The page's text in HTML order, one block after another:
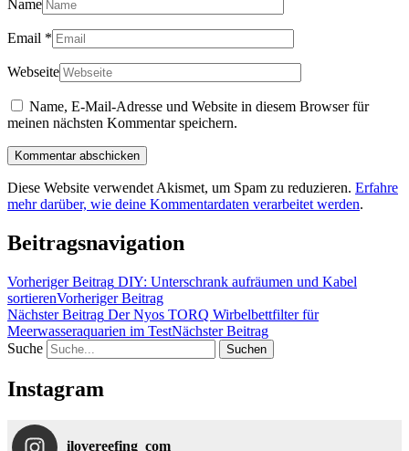
Name
Email *
Webseite
Name, E-Mail-Adresse und Website in diesem Browser für
meinen nächsten Kommentar speichern.
Diese Website verwendet Akismet, um Spam zu reduzieren. Erfahre
mehr darüber, wie deine Kommentardaten verarbeitet werden.
Beitragsnavigation
Vorheriger Beitrag DIY: Unterschrank aufräumen und Kabel
sortierenVorheriger Beitrag
Nächster Beitrag Der Nyos TORQ Wirbelbettfilter für
Meerwasseraquarien im TestNächster Beitrag
Suche
Instagram
ilovereefing_com